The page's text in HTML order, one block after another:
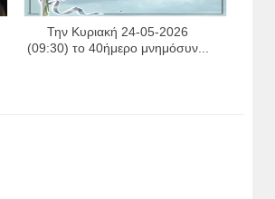
Την Κυριακή 24-05-2026
(09:30) το 40ήμερο μνημόσυν...